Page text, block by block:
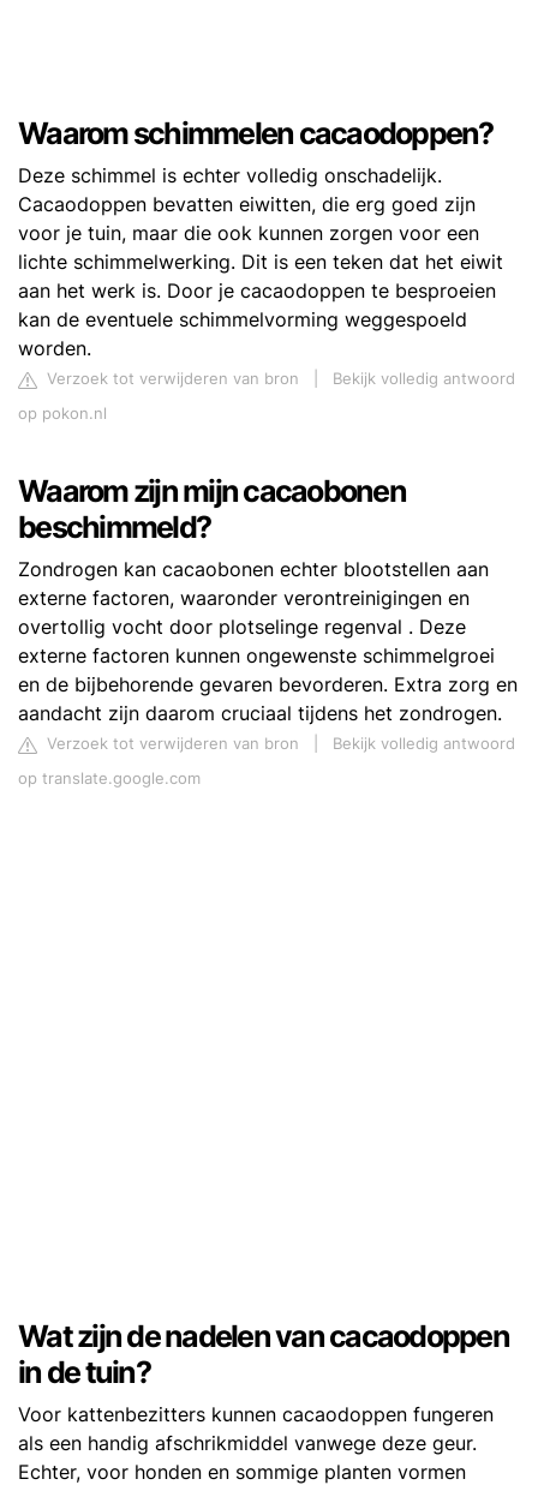
Waarom schimmelen cacaodoppen?
Deze schimmel is echter volledig onschadelijk.
Cacaodoppen bevatten eiwitten, die erg goed zijn
voor je tuin, maar die ook kunnen zorgen voor een
lichte schimmelwerking. Dit is een teken dat het eiwit
aan het werk is. Door je cacaodoppen te besproeien
kan de eventuele schimmelvorming weggespoeld
worden.
Verzoek tot verwijderen van bron
Bekijk volledig antwoord
op pokon.nl
Waarom zijn mijn cacaobonen
beschimmeld?
Zondrogen kan cacaobonen echter blootstellen aan
externe factoren, waaronder verontreinigingen en
overtollig vocht door plotselinge regenval . Deze
externe factoren kunnen ongewenste schimmelgroei
en de bijbehorende gevaren bevorderen. Extra zorg en
aandacht zijn daarom cruciaal tijdens het zondrogen.
Verzoek tot verwijderen van bron
Bekijk volledig antwoord
op translate.google.com
Wat zijn de nadelen van cacaodoppen
in de tuin?
Voor kattenbezitters kunnen cacaodoppen fungeren
als een handig afschrikmiddel vanwege deze geur.
Echter, voor honden en sommige planten vormen